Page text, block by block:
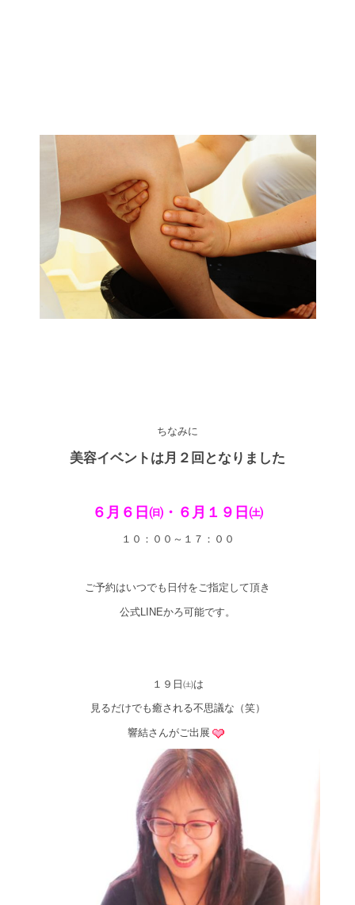
ちなみに
美容イベントは月２回となりました
６月６日㈰・６月１９日㈯
１０：００～１７：００
ご予約はいつでも日付をご指定して頂き
公式LINEかろ可能です。
１９日㈯は
見るだけでも癒される不思議な（笑）
響結さんがご出展